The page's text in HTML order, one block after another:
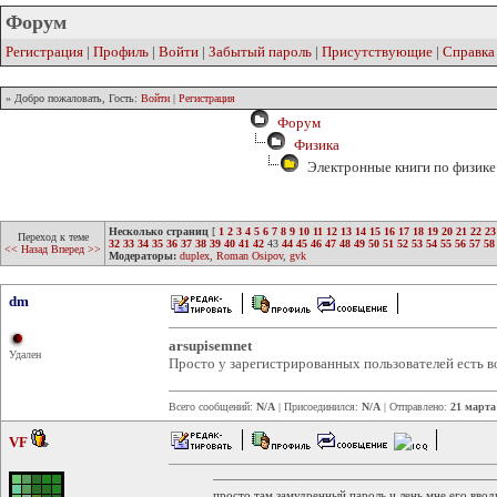
Форум
Регистрация | Профиль | Войти | Забытый пароль | Присутствующие | Справка
» Добро пожаловать, Гость: Войти | Регистрация
Форум
Физика
Электронные книги по
Переход к теме
<< Назад Вперед >>
Несколько страниц [ 1 2 3 4 5 6 7 8 9 10 11 12 13 14 15 16 17 18 19 20 21 22 23
32 33 34 35 36 37 38 39 40 41 42 43 44 45 46 47 48 49 50 51 52 53 54 55 56 57 58
Модераторы: duplex Roman Osipov, gvk
dm
Удален
arsupisemnet
Просто у зарегистрированных пользователей
Всего сообщений: N/A | Присоединился: N/A | Отправлено: 21
VF
просто там замудренный пароль и лень мне его